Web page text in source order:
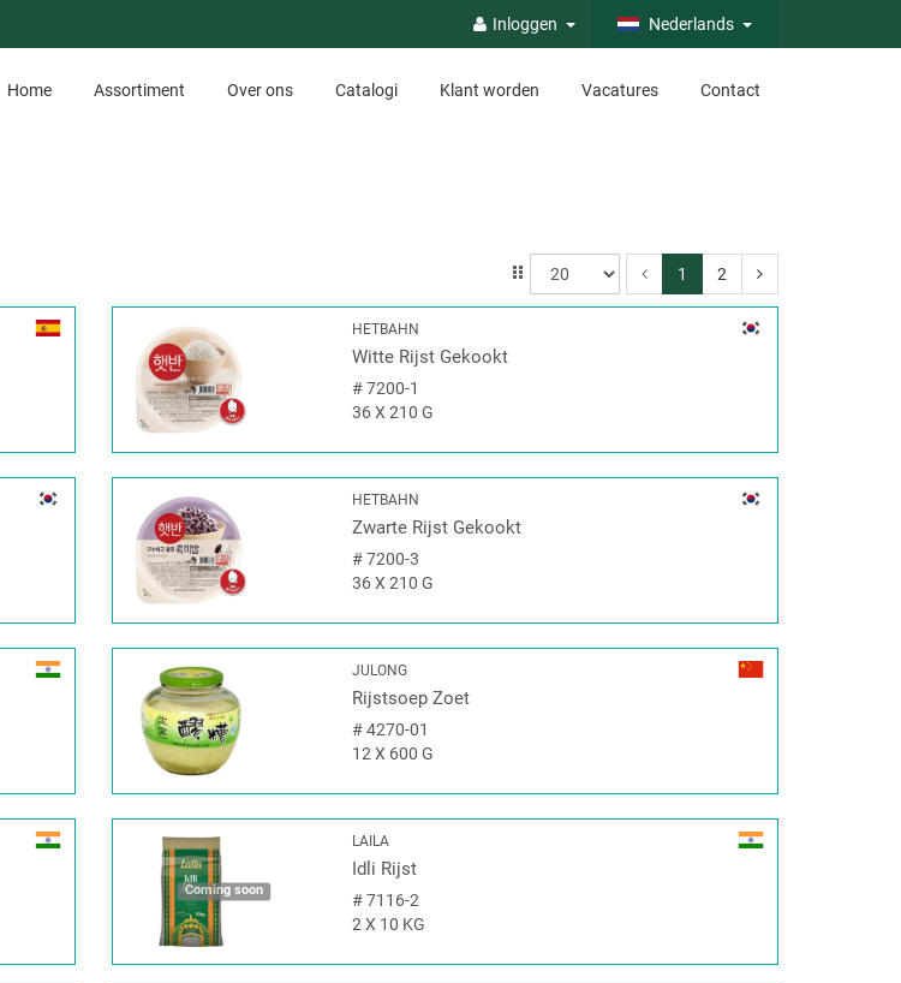
Inloggen Nederlands
Home Assortiment Over ons Catalogi Klant worden Vacatures Contact
1 2
HETBAHN
Witte Rijst Gekookt
#7200-1
36 X 210 G
HETBAHN
Zwarte Rijst Gekookt
#7200-3
36 X 210 G
JULONG
Rijstsoep Zoet
#4270-01
12 X 600 G
Coming soon
LAILA
Idli Rijst
#7116-2
2 X 10 KG